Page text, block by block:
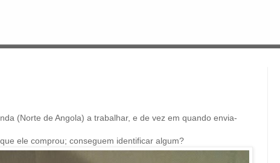
(Norte de Angola) a trabalhar, e de vez em quando envia-
ele comprou; conseguem identificar algum?